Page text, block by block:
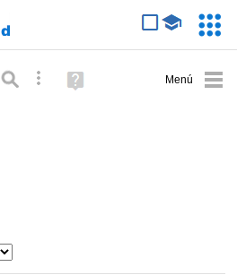
Búsqueda avanzada
Ayuda
(en